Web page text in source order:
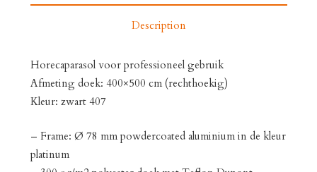
Description
Horecaparasol voor professioneel gebruik
Afmeting doek: 400×500 cm (rechthoekig)
Kleur: zwart 407
– Frame: Ø 78 mm powdercoated aluminium in de kleur
platinum